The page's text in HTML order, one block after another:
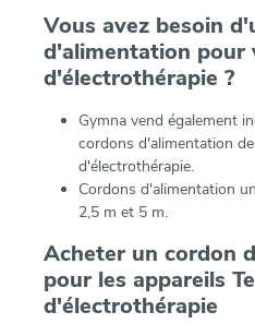
Vous avez besoin
d'alimentation pour
d'électrothérapie ?
Gymna vend également
cordons d'alimentation
d'électrothérapie.
Cordons d'alimentation
2,5 m et 5 m.
Acheter un cordon
pour les appareils
d'électrothérapie